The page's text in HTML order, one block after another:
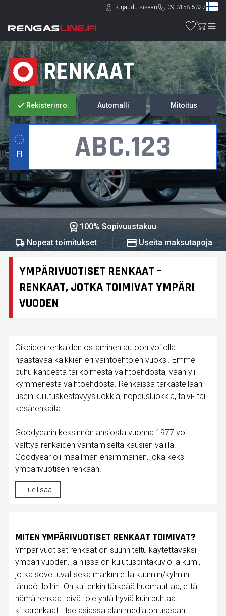
Kirjaudu sisään 09 3158 5327
RENKAAT
Rekisterinro. Automalli Mitoitus
FI
100% Sopivuustakuu
Nopeat toimitukset
Useita maksutapoja
YMPÄRIVUOTISET RENKAAT –
RENKAAT, JOTKA TOIMIVAT YMPÄRI
VUODEN
Oikeiden renkaiden ostaminen autoon voi olla
haastavaa kaikkien eri vaihtoehtojen vuoksi. Emme
puhu kahdesta tai kolmesta vaihtoehdosta, vaan yli
kymmenestä vaihtoehdosta. Renkaissa tarkastellaan
usein kulutuskestävyysluokkia, nopeusluokkia, talvi- tai
kesärenkaita.
Goodyearin keksinnön ansiosta vuonna 1977 voi
välttyä renkaiden vaihtamiselta kausien välillä.
Goodyear oli maailman ensimmäinen, joka keksi
ympärivuotisen renkaan.
Lue lisää
MITEN YMPÄRIVUOTISET RENKAAT TOIMIVAT?
Ympärivuotiset renkaat on suunniteltu käytettäväksi
ympäri vuoden, ja niissä on kulutuspintakuvio ja kumi,
jotka soveltuvat sekä märkiin että kuumiin/kylmiin
lämpötiloihin. On kuitenkin tärkeää huomauttaa, että
nämä renkaat eivät ole yhtä hyviä kuin puhtaat
kitkarenkaat. Itse asiassa alan media on useaan